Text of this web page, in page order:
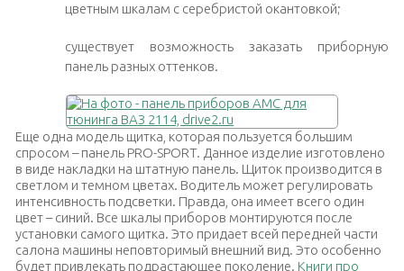
цветным шкалам с серебристой окантовкой;
существует возможность заказать приборную
панель разных оттенков.
Еще одна модель щитка, которая пользуется большим
спросом – панель PRO-SPORT. Данное изделие изготовлено
в виде накладки на штатную панель. Щиток производится в
светлом и темном цветах. Водитель может регулировать
интенсивность подсветки. Правда, она имеет всего один
цвет – синий. Все шкалы приборов монтируются после
установки самого щитка. Это придает всей передней части
салона машины неповторимый внешний вид. Это особенно
будет привлекать подрастающее поколение. Книги про